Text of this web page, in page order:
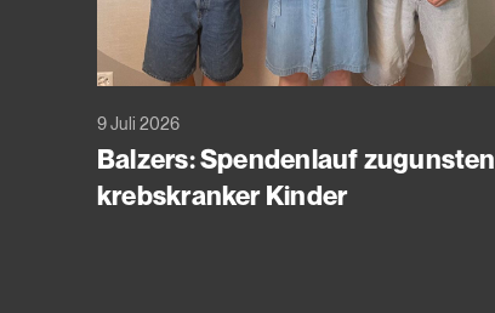
9 Juli 2026
Balzers: Spendenlauf zugunsten
krebskranker Kinder